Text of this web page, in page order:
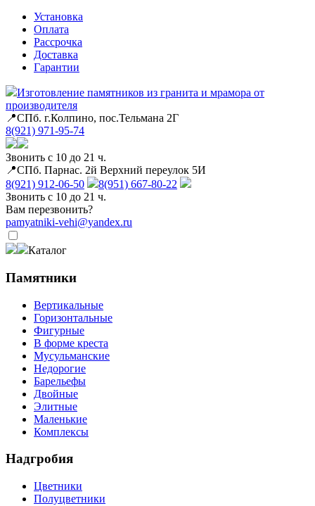
Установка
Оплата
Рассрочка
Доставка
Гарантии
Изготовление памятников из гранита и мрамора от
производителя
📍СПб. г.Колпино, пос.Тельмана 2Г
8(921) 971-95-74
Звонить с 10 до 21 ч.
📍СПб. Парнас. 2й Верхний переулок 5И
8(921) 912-06-50
8(951) 667-80-22
Звонить с 10 до 21 ч.
Вам перезвонить?
pamyatniki-vehi@yandex.ru
Каталог
Памятники
Вертикальные
Горизонтальные
Фигурные
В форме креста
Мусульманские
Недорогие
Барельефы
Двойные
Элитные
Маленькие
Комплексы
Надгробия
Цветники
Полуцветники